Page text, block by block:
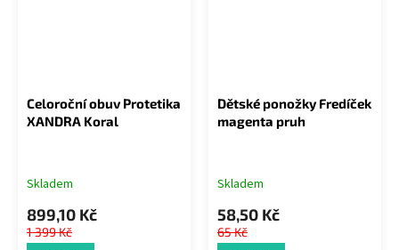
Celoroční obuv Protetika
XANDRA Koral
Skladem
899,10 Kč
1 399 Kč
Dětské ponožky Fredíček
magenta pruh
Skladem
58,50 Kč
65 Kč